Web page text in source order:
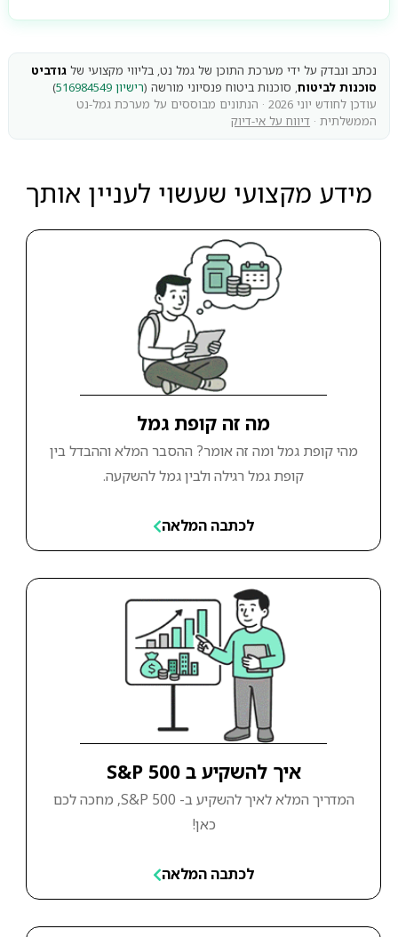
נכתב ונבדק על ידי מערכת התוכן של גמל נט, בליווי מקצועי של גודביט
סוכנות לביטוח, סוכנות ביטוח פנסיוני מורשה (רישיון 516984549
)
עודכן לחודש יוני 2026 · הנתונים מבוססים על מערכת גמל-נט
הממשלתית · דיווח על אי-דיוק
מידע מקצועי שעשוי לעניין אותך
מה זה קופת גמל
מהי קופת גמל ומה זה אומר? ההסבר המלא וההבדל בין
קופת גמל רגילה ולבין גמל להשקעה.
לכתבה המלאה
איך להשקיע ב S&P 500
המדריך המלא לאיך להשקיע ב- S&P 500, מחכה לכם
כאן!
לכתבה המלאה